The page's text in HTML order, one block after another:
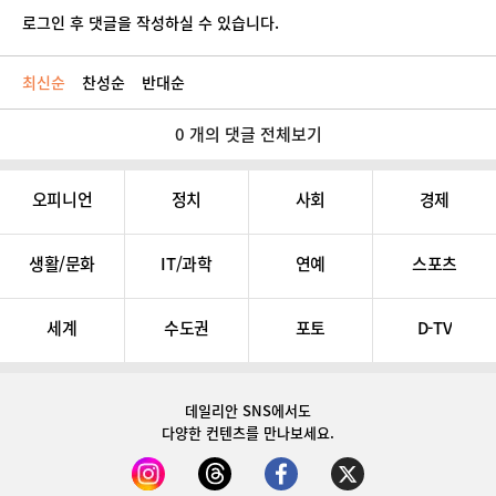
로그인 후 댓글을 작성하실 수 있습니다.
최신순 찬성순 반대순
0 개의 댓글 전체보기
오피니언 정치 사회 경제
생활/문화 IT/과학 연예 스포츠
세계 수도권 포토 D-TV
데일리안 SNS에서도
다양한 컨텐츠를 만나보세요.